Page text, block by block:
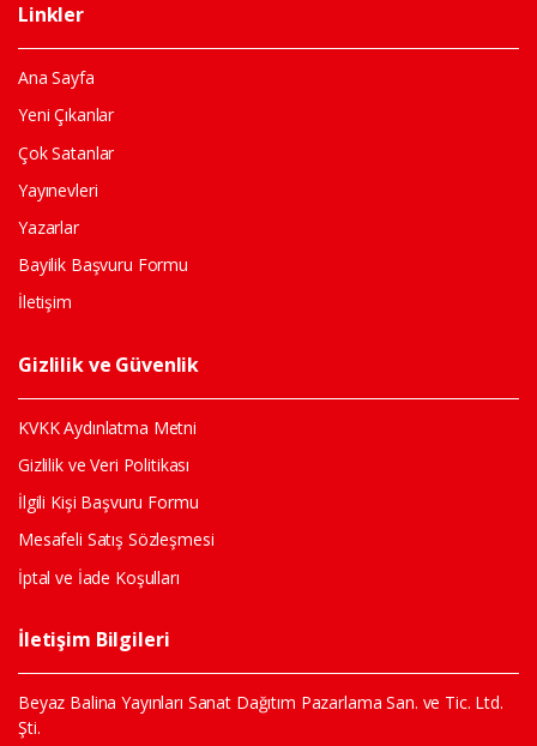
Linkler
Ana Sayfa
Yeni Çıkanlar
Çok Satanlar
Yayınevleri
Yazarlar
Bayilik Başvuru Formu
İletişim
Gizlilik ve Güvenlik
KVKK Aydınlatma Metni
Gizlilik ve Veri Politikası
İlgili Kişi Başvuru Formu
Mesafeli Satış Sözleşmesi
İptal ve İade Koşulları
İletişim Bilgileri
Beyaz Balina Yayınları Sanat Dağıtım Pazarlama San. ve Tic. Ltd.
Şti.